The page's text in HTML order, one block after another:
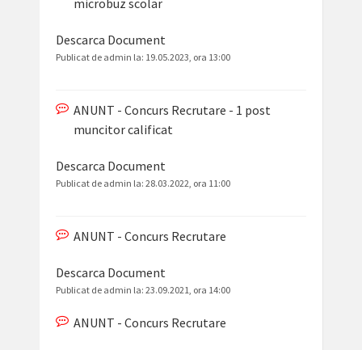
microbuz scolar
Descarca Document
Publicat de admin la: 19.05.2023, ora 13:00
ANUNT - Concurs Recrutare - 1 post
muncitor calificat
Descarca Document
Publicat de admin la: 28.03.2022, ora 11:00
ANUNT - Concurs Recrutare
Descarca Document
Publicat de admin la: 23.09.2021, ora 14:00
ANUNT - Concurs Recrutare